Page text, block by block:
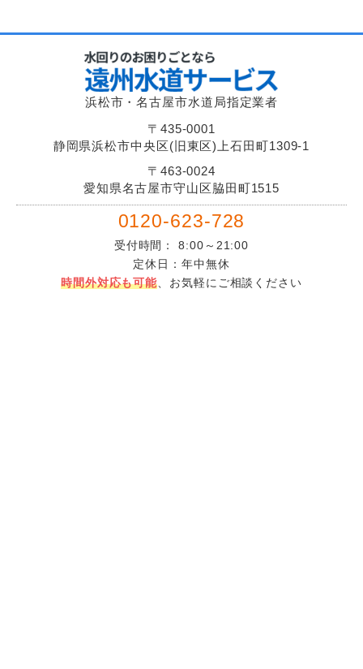
浜松市・名古屋市水道局指定業者
〒435-0001
静岡県浜松市中央区(旧東区)上石田町1309-1
〒463-0024
愛知県名古屋市守山区脇田町1515
0120-623-728
受付時間： 8:00～21:00
定休日：年中無休
時間外対応も可能 、お気軽にご相談ください